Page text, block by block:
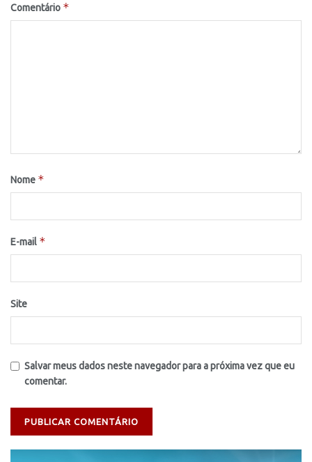
Comentário *
Nome *
E-mail *
Site
Salvar meus dados neste navegador para a próxima vez que eu
comentar.